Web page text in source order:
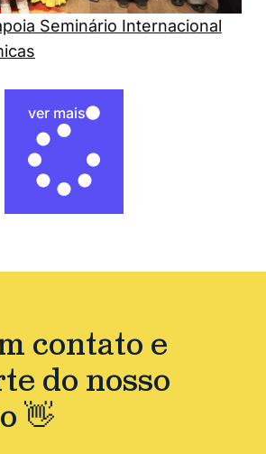
Seminário Internacional
ver mais
contato e
do nosso
👋